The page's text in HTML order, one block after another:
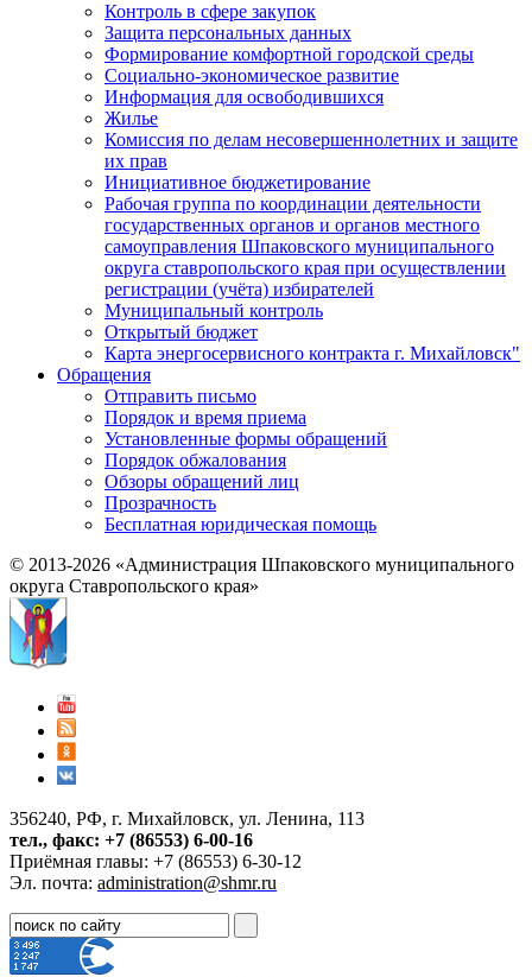
Контроль в сфере закупок
Защита персональных данных
Формирование комфортной городской среды
Социально-экономическое развитие
Информация для освободившихся
Жилье
Комиссия по делам несовершеннолетних и защите
их прав
Инициативное бюджетирование
Рабочая группа по координации деятельности
государственных органов и органов местного
самоуправления Шпаковского муниципального
округа ставропольского края при осуществлении
регистрации (учёта) избирателей
Муниципальный контроль
Открытый бюджет
Карта энергосервисного контракта г. Михайловск"
Обращения
Отправить письмо
Порядок и время приема
Установленные формы обращений
Порядок обжалования
Обзоры обращений лиц
Прозрачность
Бесплатная юридическая помощь
© 2013-2026 «Администрация Шпаковского муниципального
округа Ставропольского края»
356240, РФ, г. Михайловск, ул. Ленина, 113
тел., факс: +7 (86553) 6-00-16
Приёмная главы: +7 (86553) 6-30-12
Эл. почта: administration@shmr.ru